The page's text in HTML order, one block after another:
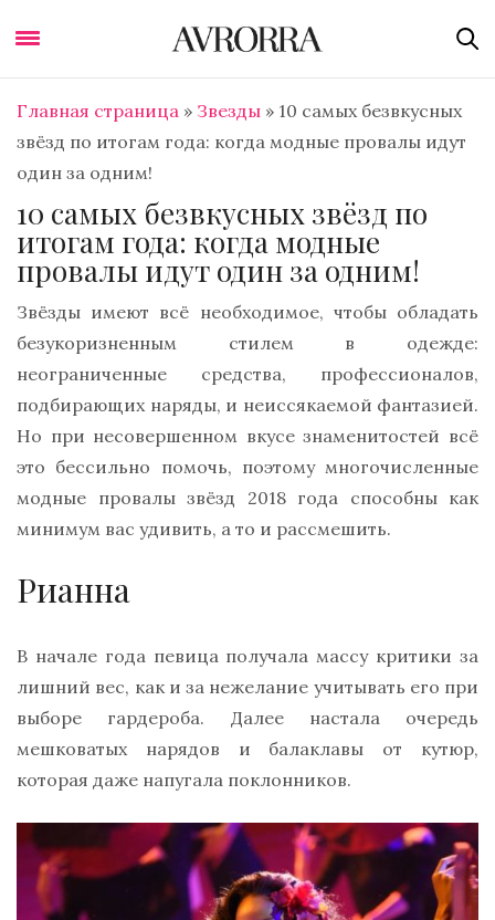
Главная страница » Звезды » 10 самых безвкусных
звёзд по итогам года: когда модные провалы идут
один за одним!
10 самых безвкусных звёзд по
итогам года: когда модные
провалы идут один за одним!
Звёзды имеют всё необходимое, чтобы обладать
безукоризненным стилем в одежде:
неограниченные средства, профессионалов,
подбирающих наряды, и неиссякаемой фантазией.
Но при несовершенном вкусе знаменитостей всё
это бессильно помочь, поэтому многочисленные
модные провалы звёзд 2018 года способны как
минимум вас удивить, а то и рассмешить.
Рианна
В начале года певица получала массу критики за
лишний вес, как и за нежелание учитывать его при
выборе гардероба. Далее настала очередь
мешковатых нарядов и балаклавы от кутюр,
которая даже напугала поклонников.